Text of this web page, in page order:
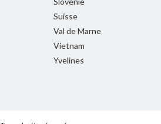
Suisse
Val de Marne
Vietnam
Yvelines